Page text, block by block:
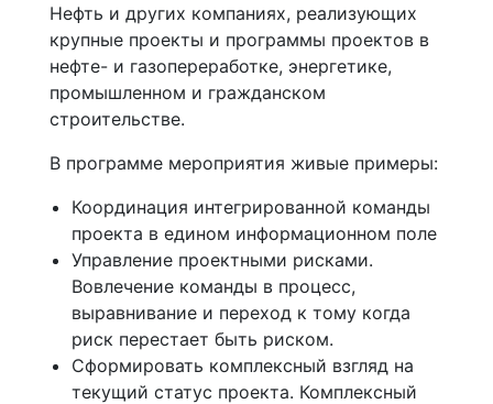
Нефть и других компаниях, реализующих
крупные проекты и программы проектов в
нефте- и газопереработке, энергетике,
промышленном и гражданском
строительстве.
В программе мероприятия живые примеры:
Координация интегрированной команды
проекта в едином информационном поле
Управление проектными рисками.
Вовлечение команды в процесс,
выравнивание и переход к тому когда
риск перестает быть риском.
Сформировать комплексный взгляд на
текущий статус проекта. Комплексный